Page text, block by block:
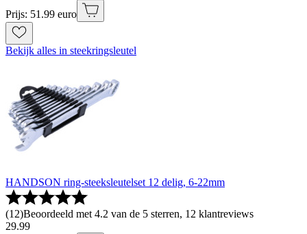
Prijs: 51.99 euro
Bekijk alles in steekringsleutel
HANDSON ring-steeksleutelset 12 delig, 6-22mm
(12)Beoordeeld met 4.2 van de 5 sterren, 12 klantreviews
29.99